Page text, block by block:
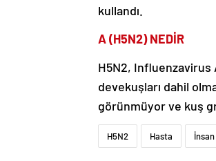
kullandı.
A (H5N2) NEDİR
H5N2,
devekuşları dahil
görünmüyor ve kuş
H5N2 Hasta İnsan